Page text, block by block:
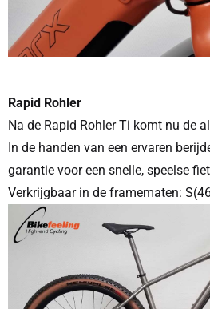
Rapid Rohler
Na de Rapid Rohler Ti komt nu de
In de handen van een ervaren
garantie voor een snelle, speelse
Verkrijgbaar in de framematen: